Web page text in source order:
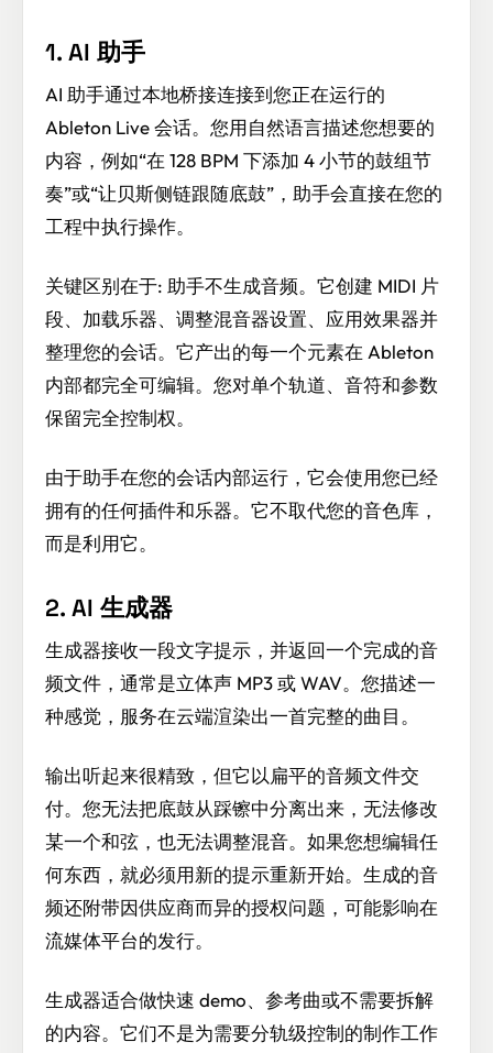
1. AI 助手
AI 助手通过本地桥接连接到您正在运行的
Ableton Live 会话。您用自然语言描述您想要的
内容，例如“在 128 BPM 下添加 4 小节的鼓组节
奏”或“让贝斯侧链跟随底鼓”，助手会直接在您的
工程中执行操作。
关键区别在于: 助手不生成音频。它创建 MIDI 片
段、加载乐器、调整混音器设置、应用效果器并
整理您的会话。它产出的每一个元素在 Ableton
内部都完全可编辑。您对单个轨道、音符和参数
保留完全控制权。
由于助手在您的会话内部运行，它会使用您已经
拥有的任何插件和乐器。它不取代您的音色库，
而是利用它。
2. AI 生成器
生成器接收一段文字提示，并返回一个完成的音
频文件，通常是立体声 MP3 或 WAV。您描述一
种感觉，服务在云端渲染出一首完整的曲目。
输出听起来很精致，但它以扁平的音频文件交
付。您无法把底鼓从踩镲中分离出来，无法修改
某一个和弦，也无法调整混音。如果您想编辑任
何东西，就必须用新的提示重新开始。生成的音
频还附带因供应商而异的授权问题，可能影响在
流媒体平台的发行。
生成器适合做快速 demo、参考曲或不需要拆解
的内容。它们不是为需要分轨级控制的制作工作